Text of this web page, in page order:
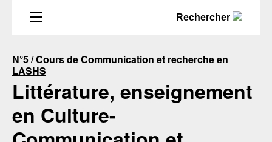
Rechercher
N°5 / Cours de Communication et recherche en
LASHS
Littérature, enseignement
en Culture-